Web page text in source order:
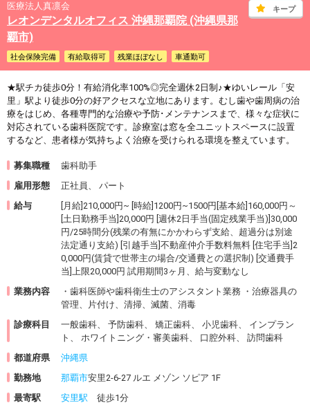
キープ
医療法人真凛会
レオンデンタルオフィス 沖縄那覇院 (沖縄県那
覇市)
社会保険完備 有給取得可 残業ほぼなし 車通勤可
★駅チカ徒歩0分！有給消化率100%◎完全週休2日制♪★ゆいレール「安
里」駅より徒歩0分の好アクセスな立地にあります。むし歯や歯周病の治
療をはじめ、各種専門的な治療や予防･メンテナンスまで、様々な症状に
対応されている歯科医院です。診療室は窓を全ユニットスペースに設置
するなど、患者様が気持ちよく治療を受けられる環境を整えています。
募集職種
歯科助手
雇用形態
正社員、 パート
給与
[月給]210,000円~ [時給]1200円~1500円[基本給]160,000円～
[土日勤務手当]20,000円 [週休2日手当(固定残業手当)]30,000
円/25時間分(残業の有無にかかわらず支給、超過分は別途
法定通り支給) [引越手当]不動産仲介手数料無料 [住宅手当]2
0,000円(賃貸で世帯主の場合/交通費との選択制) [交通費手
当]上限20,000円 試用期間3ヶ月、給与変動なし
業務内容
・歯科医師や歯科衛生士のアシスタント業務 ・治療器具の
管理、片付け、清掃、滅菌、消毒
診療科目
一般歯科、 予防歯科、 矯正歯科、 小児歯科、 インプラン
ト、 ホワイトニング・審美歯科、 口腔外科、 訪問歯科
都道府県
沖縄県
勤務地
那覇市安里2-6-27 ルエ メゾン ソピア 1F
最寄駅
安里駅 徒歩1分